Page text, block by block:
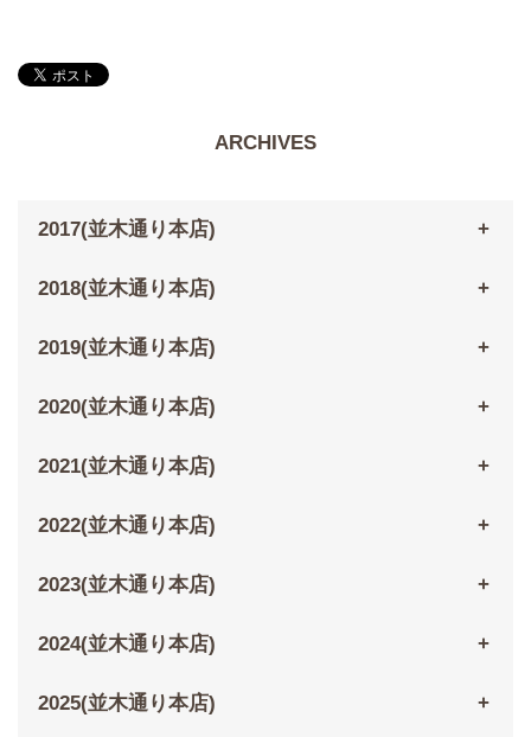
ARCHIVES
2017(並木通り本店)
2018(並木通り本店)
2019(並木通り本店)
2020(並木通り本店)
2021(並木通り本店)
2022(並木通り本店)
2023(並木通り本店)
2024(並木通り本店)
2025(並木通り本店)